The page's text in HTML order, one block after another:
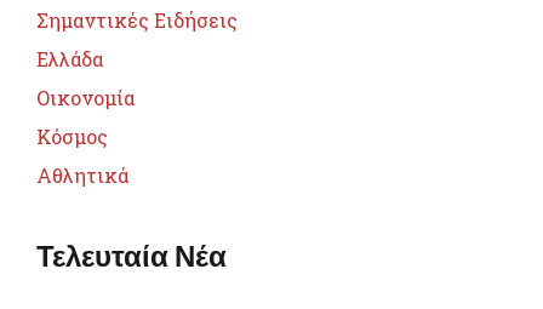
Σημαντικές Ειδήσεις
Ελλάδα
Οικονομία
Κόσμος
Αθλητικά
Τελευταία Νέα